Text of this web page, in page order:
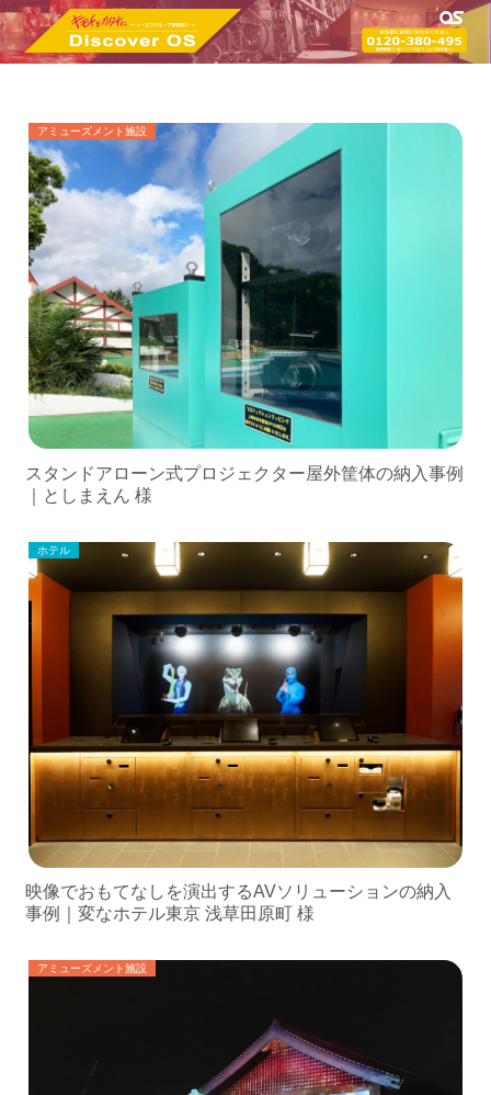
アミューズメント施設
スタンドアローン式プロジェクター屋外筐体の納入事例
｜としまえん 様
ホテル
映像でおもてなしを演出するAVソリューションの納入
事例｜変なホテル東京 浅草田原町 様
アミューズメント施設